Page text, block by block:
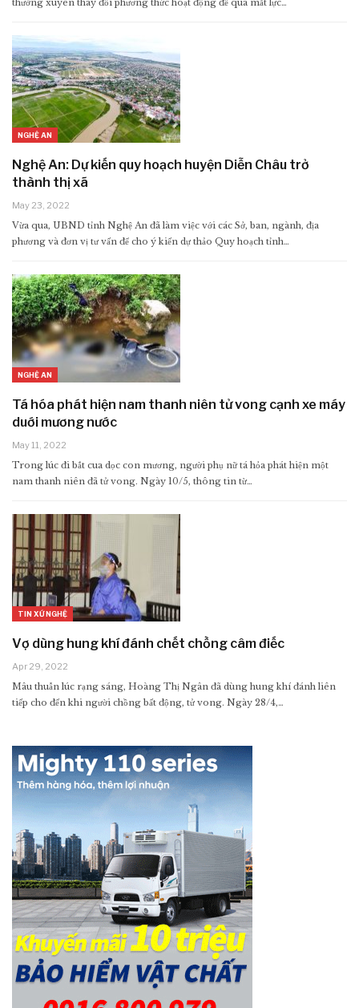
thường xuyên thay đổi phương thức hoạt động để qua mắt lực…
NGHỆ AN
Nghệ An: Dự kiến quy hoạch huyện Diễn Châu trở
thành thị xã
May 23, 2022
Vừa qua, UBND tỉnh Nghệ An đã làm việc với các Sở, ban, ngành, địa
phương và đơn vị tư vấn để cho ý kiến dự thảo Quy hoạch tỉnh…
NGHỆ AN
Tá hóa phát hiện nam thanh niên tử vong cạnh xe máy
duới mương nước
May 11, 2022
Trong lúc đi bắt cua dọc con mương, người phụ nữ tá hỏa phát hiện một
nam thanh niên đã tử vong. Ngày 10/5, thông tin từ…
TIN XỨ NGHỆ
Vợ dùng hung khí đánh chết chồng câm điếc
Apr 29, 2022
Mâu thuẫn lúc rạng sáng, Hoàng Thị Ngân đã dùng hung khí đánh liên
tiếp cho đến khi người chồng bất động, tử vong. Ngày 28/4,…